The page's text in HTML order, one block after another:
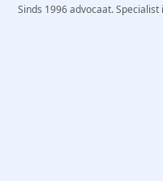
Sinds 1996 advocaat.